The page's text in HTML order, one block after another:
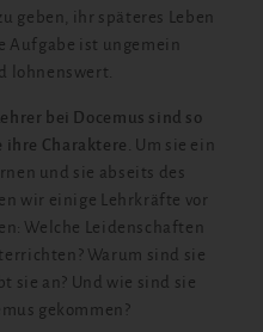
geben, ihr späteres Leben
Aufgabe ist ungemein
lohnenswert.
bei Docemus sind so
Charaktere. Um sie ein
und sie abseits des
wir einige Lehrkräfte vor
Welche Leidenschaften
Warum sind sie
sie an? Und wie sind sie
gekommen?